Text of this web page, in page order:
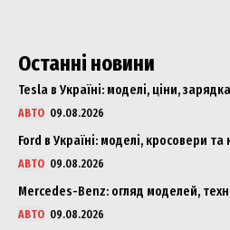
Останні новини
Tesla в Україні: моделі, ціни,
АВТО 09.08.2026
Ford в Україні: моделі, кросовери
АВТО 09.08.2026
Mercedes-Benz: огляд моделей,
АВТО 09.08.2026